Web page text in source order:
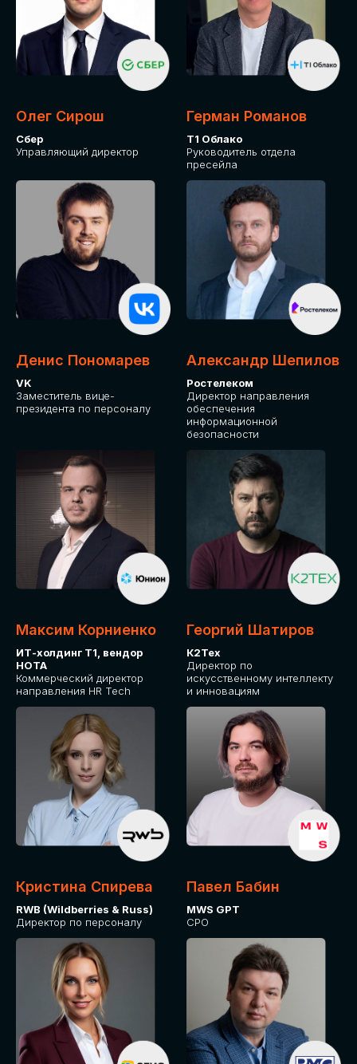
Олег Сирош
Сбер
Управляющий директор
Герман Романов
Т1 Облако
Руководитель отдела
пресейла
Денис Пономарев
VK
Заместитель вице-
президента по персоналу
Александр Шепилов
Ростелеком
Директор направления
обеспечения
информационной
безопасности
Максим Корниенко
ИТ-холдинг Т1, вендор
НОТА
Коммерческий директор
направления HR Tech
Георгий Шатиров
К2Тех
Директор по
искусственному интеллекту
и инновациям
Кристина Спирева
RWB (Wildberries & Russ)
Директор по персоналу
Павел Бабин
MWS GPT
CPO